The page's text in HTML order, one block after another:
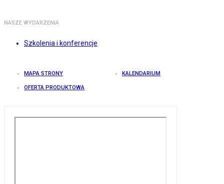
NASZE WYDARZENIA
Szkolenia i konferencje
MAPA STRONY KALENDARIUM
OFERTA PRODUKTOWA